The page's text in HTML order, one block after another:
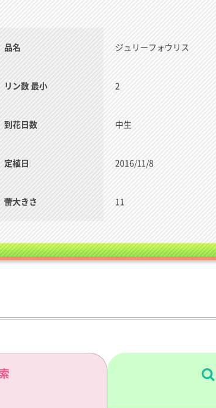
品名 ジュリーフォウリス
リン数 最小 2
到花日数 中生
定植日 2016/11/8
蕾大きさ 11